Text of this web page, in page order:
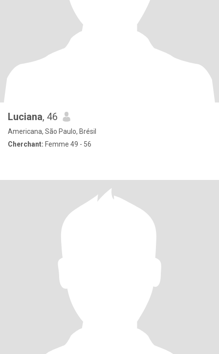
Luciana, 46
Americana, São Paulo, Brésil
Cherchant: Femme 49 - 56